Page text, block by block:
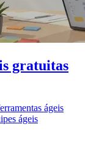
gratuitas
ágeis
ágeis